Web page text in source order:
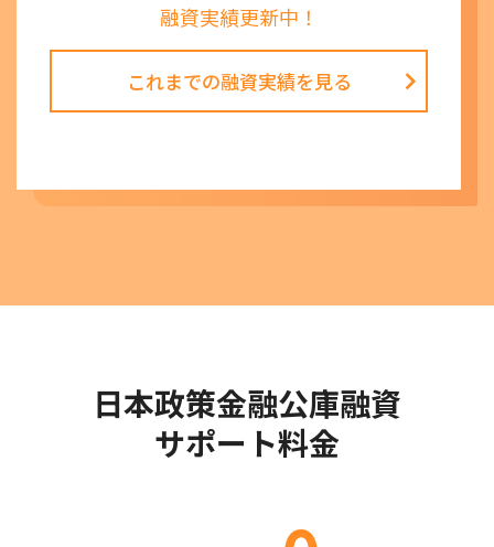
融資実績更新中！
これまでの融資実績を見る
日本政策金融公庫融資
サポート料金